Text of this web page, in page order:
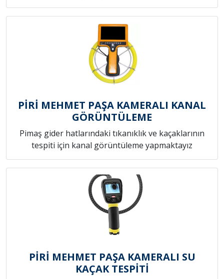
PİRİ MEHMET PAŞA KAMERALI KANAL
GÖRÜNTÜLEME
Pimaş gider hatlarındaki tıkanıklık ve kaçaklarının
tespiti için kanal görüntüleme yapmaktayız
PİRİ MEHMET PAŞA KAMERALI SU
KAÇAK TESPİTİ